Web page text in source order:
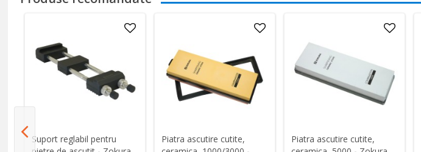
Suport reglabil pentru
Piatra ascutire cutite,
Piatra ascutire cutite,